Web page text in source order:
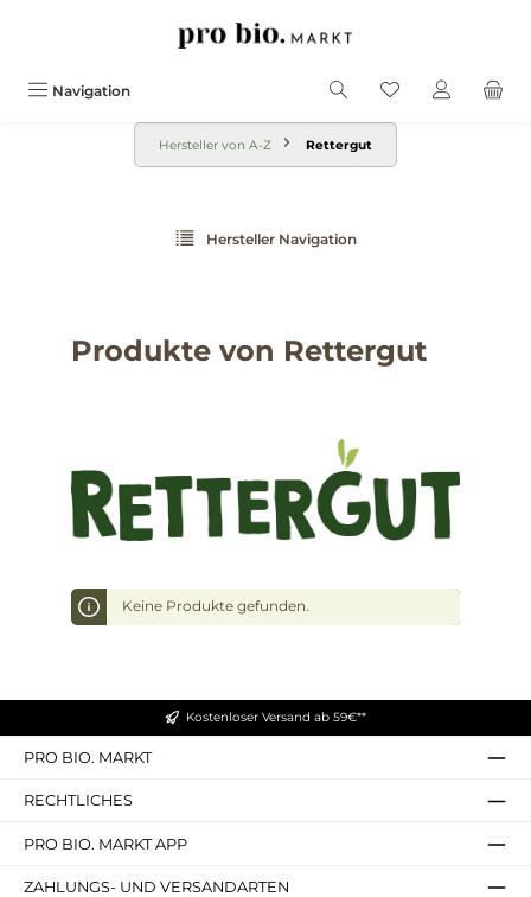
Navigation
Hersteller von A-Z Rettergut
Hersteller Navigation
Produkte von Rettergut
Keine Produkte gefunden.
Kostenloser Versand ab 59€**
PRO BIO. MARKT
RECHTLICHES
PRO BIO. MARKT APP
ZAHLUNGS- UND VERSANDARTEN